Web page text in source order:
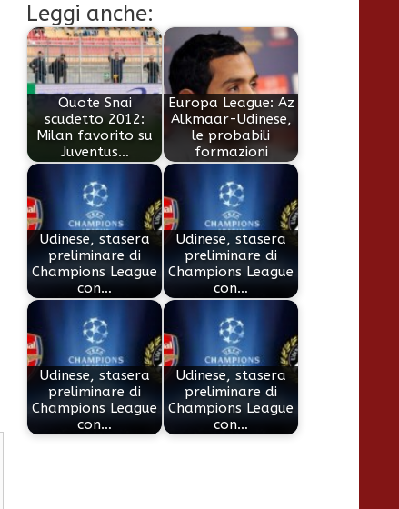
Leggi anche:
Quote Snai
scudetto 2012:
Milan favorito su
Juventus…
Europa League: Az
Alkmaar-Udinese,
le probabili
formazioni
Udinese, stasera
preliminare di
Champions League
con…
Udinese, stasera
preliminare di
Champions League
con…
Udinese, stasera
preliminare di
Champions League
con…
Udinese, stasera
preliminare di
Champions League
con…